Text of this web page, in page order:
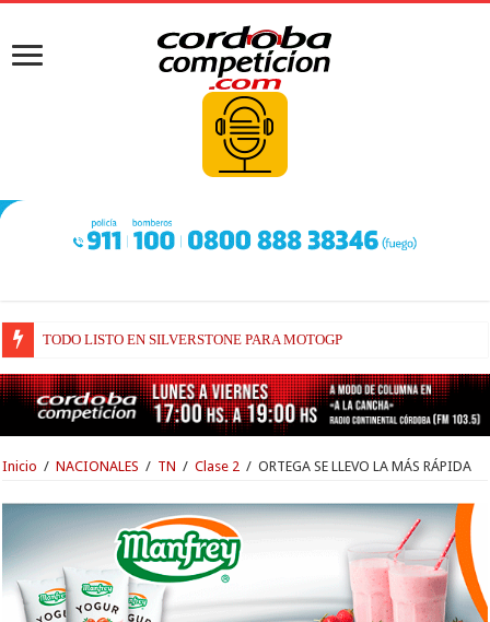
BRIATORE BUSCA EXPLICACIONES DE POR QUÉ AÚN ALPINE NO
Inicio / NACIONALES / TN / Clase 2 / ORTEGA SE LLEVO LA MÁS RÁPIDA